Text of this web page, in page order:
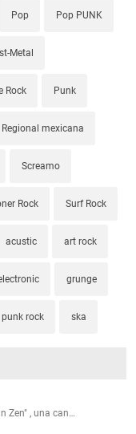
Pop Pop PUNK
Metal
Rock Punk
Regional mexicana
Screamo
Rock Surf Rock
acustic art rock
grunge
punk rock ska
Zen" , una can…